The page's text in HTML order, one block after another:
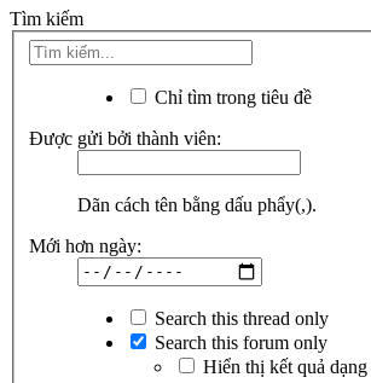
Tìm kiếm
Chỉ tìm trong tiêu đề
Được gửi bởi thành viên:
Dãn cách tên bằng dấu phẩy(,).
Mới hơn ngày:
Search this thread only
Search this forum only
Hiển thị kết quả